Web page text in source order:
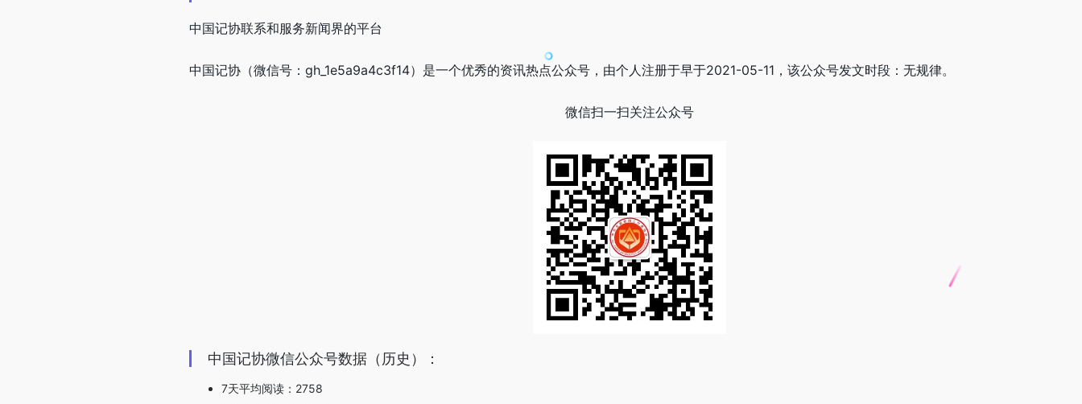
中国记协联系和服务新闻界的平台
中国记协（微信号：gh_1e5a9a4c3f14）是一个优秀的资讯热点公众号，由个人注册于早于2021-05-11，该公众号发文时段：无规律。
微信扫一扫关注公众号
中国记协微信公众号数据（历史）：
7天平均阅读：2758